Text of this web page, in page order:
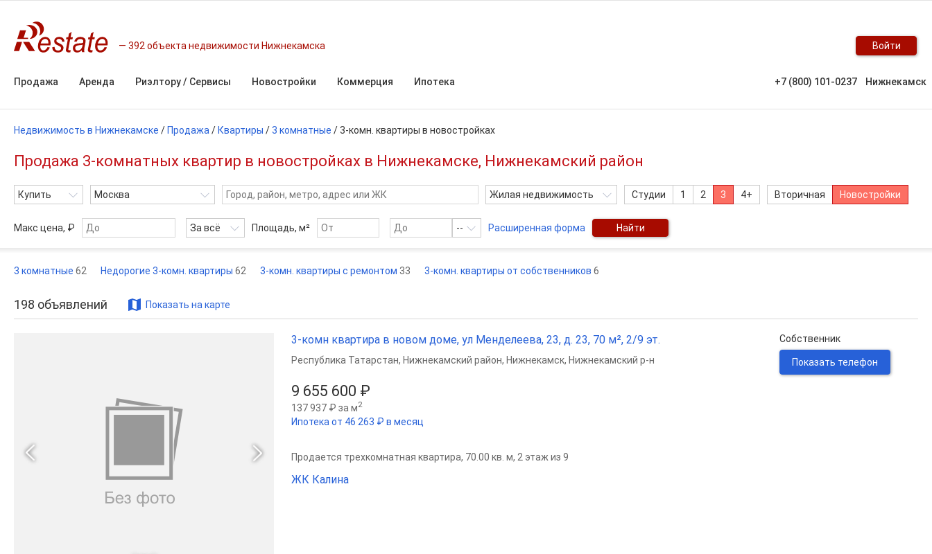
392 объекта недвижимости Нижнекамска Войти
Продажа Аренда Риэлтору / Сервисы Новостройки Коммерция Ипотека +7 (800) 101-0237 Нижнекамск
Недвижимость в Нижнекамске / Продажа / Квартиры /3 комнатные /3-комн. квартиры в новостройках
Продажа 3-комнатных квартир в новостройках в Нижнекамске, Нижнекамский район
Купить Москва Жилая недвижимость Студии 1 2 3 4+ Вторичная Новостройки
Макс цена, ₽ За всё Площадь, м² -- Расширенная форма Найти
3 комнатные 62 Недорогие 3-комн. квартиры 62 3-комн. квартиры с ремонтом 33 3-комн. квартиры от собственников 6
198 объявлений Показать на карте
3-комн квартира в новом доме, ул Менделеева, 23, д. 23, 70 м², 2/9 эт.
9 655 600 ₽
137 937 ₽ за м2
Ипотека от 46 263 ₽ в месяц
Республика Татарстан, Нижнекамский район, Нижнекамск, Нижнекамский р-н
Продается трехкомнатная квартира, 70.00 кв. м, 2 этаж из 9
ЖК Калина
Собственник
Показать телефон